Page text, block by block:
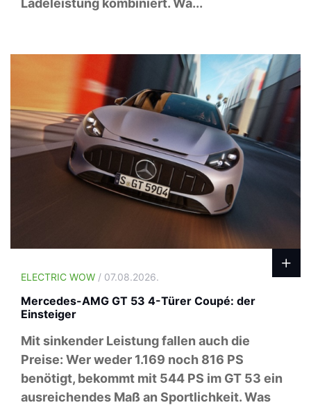
Ladeleistung kombiniert. Wa...
ELECTRIC WOW / 07.08.2026.
Mercedes-AMG GT 53 4-Türer Coupé: der
Einsteiger
Mit sinkender Leistung fallen auch die
Preise: Wer weder 1.169 noch 816 PS
benötigt, bekommt mit 544 PS im GT 53 ein
ausreichendes Maß an Sportlichkeit. Was